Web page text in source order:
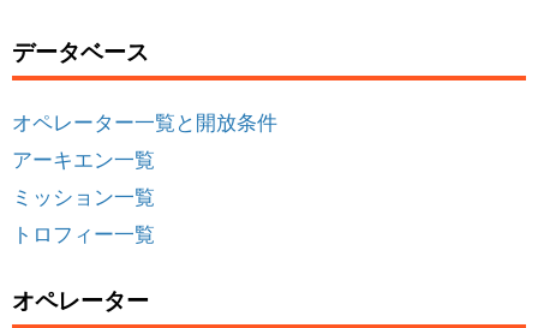
データベース
オペレーター一覧と開放条件
アーキエン一覧
ミッション一覧
トロフィー一覧
オペレーター